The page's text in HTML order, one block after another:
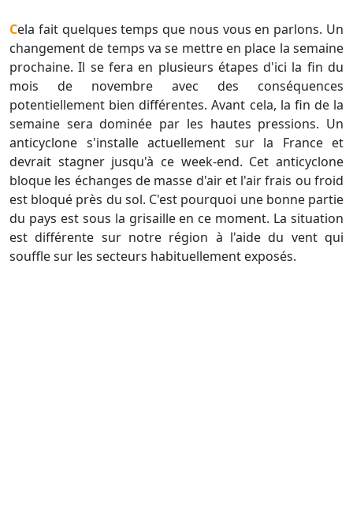
Cela fait quelques temps que nous vous en parlons. Un
changement de temps va se mettre en place la semaine
prochaine. Il se fera en plusieurs étapes d'ici la fin du
mois de novembre avec des conséquences
potentiellement bien différentes. Avant cela, la fin de la
semaine sera dominée par les hautes pressions. Un
anticyclone s'installe actuellement sur la France et
devrait stagner jusqu'à ce week-end. Cet anticyclone
bloque les échanges de masse d'air et l'air frais ou froid
est bloqué près du sol. C'est pourquoi une bonne partie
du pays est sous la grisaille en ce moment. La situation
est différente sur notre région à l'aide du vent qui
souffle sur les secteurs habituellement exposés.